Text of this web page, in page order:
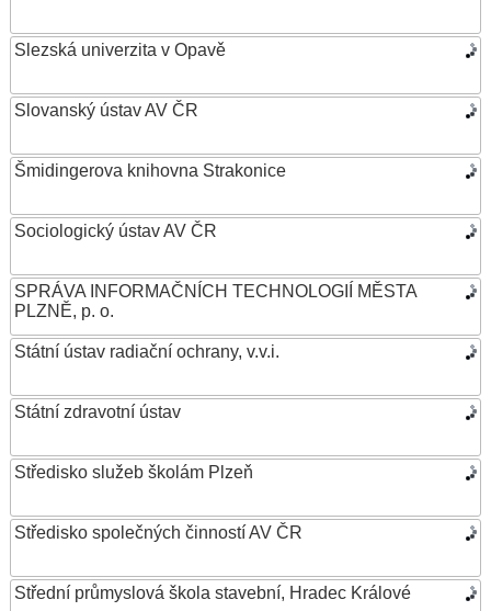
Slezská univerzita v Opavě
Slovanský ústav AV ČR
Šmidingerova knihovna Strakonice
Sociologický ústav AV ČR
SPRÁVA INFORMAČNÍCH TECHNOLOGIÍ MĚSTA
PLZNĚ, p. o.
Státní ústav radiační ochrany, v.v.i.
Státní zdravotní ústav
Středisko služeb školám Plzeň
Středisko společných činností AV ČR
Střední průmyslová škola stavební, Hradec Králové